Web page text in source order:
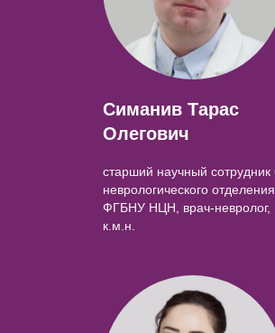
Симанив Тарас
Олегович
старший научный сотрудник
неврологического отделения
ФГБНУ НЦН, врач-невролог,
к.м.н.